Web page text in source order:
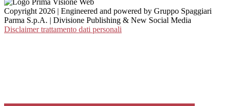
Copyright 2026 | Engineered and powered by Gruppo Spaggiari
Parma S.p.A. | Divisione Publishing & New Social Media
Disclaimer trattamento dati personali